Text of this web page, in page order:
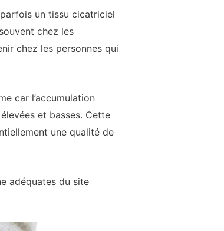
un tissu cicatriciel
chez les
chez les personnes qui
car l’accumulation
et basses. Cette
une qualité de
adéquates du site